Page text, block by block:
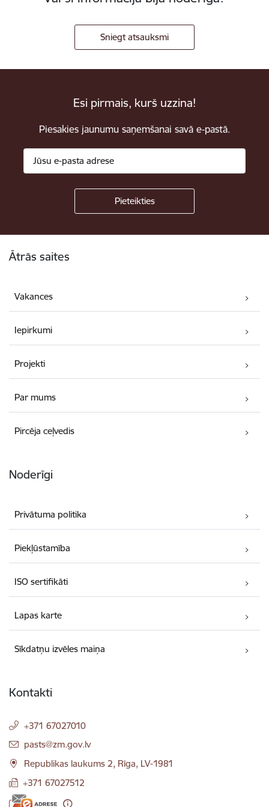
Sniegt atsauksmi
Esi pirmais, kurš uzzina!
Piesakies jaunumu saņemšanai savā e-pastā.
Ātrās saites
Vakances
Iepirkumi
Projekti
Par mums
Pircēja ceļvedis
Noderīgi
Privātuma politika
Piekļūstamība
ISO sertifikāti
Lapas karte
Sīkdatņu izvēles maiņa
Kontakti
+371 67027010
E-pasts:
pasts@zm.gov.lv
Republikas laukums 2, Rīga, LV-1981
+371 67027512